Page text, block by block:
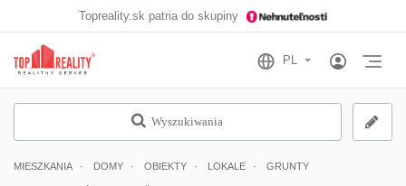
Topreality.sk patria do skupiny
Wyszukiwania
MIESZKANIA DOMY OBIEKTY LOKALE GRUNTY